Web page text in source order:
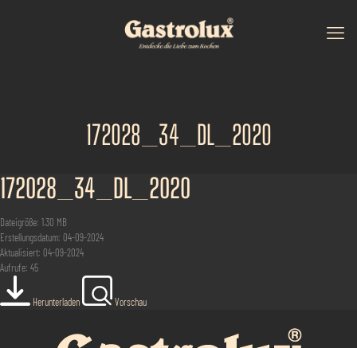
172028_34_DL_2020
172028_34_DL_2020
Dateigröße: 1.30 MB
Erstellungsdatum: 04-09-2024
Aktualisiert: 04-09-2024
Aufrufe: 45
Herunterladen Vorschau